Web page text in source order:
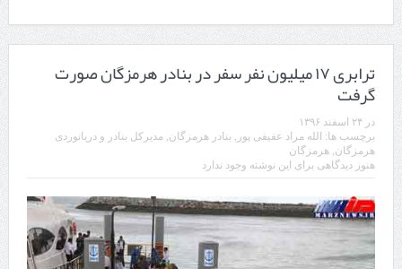
ترابری ۱۷ میلیون نفر سفر در بنادر هرمزگان صورت
گرفت
در ۲۴ اسفند ۱۳۹۶
برچسب ها: الله مراد عفیفی پور , بنادر هرمزگان, مدیرکل بنادر و دریانوردی
هرمزگان, هرمزگان
هنوز دیدگاهی برای این نوشته وجود ندارد